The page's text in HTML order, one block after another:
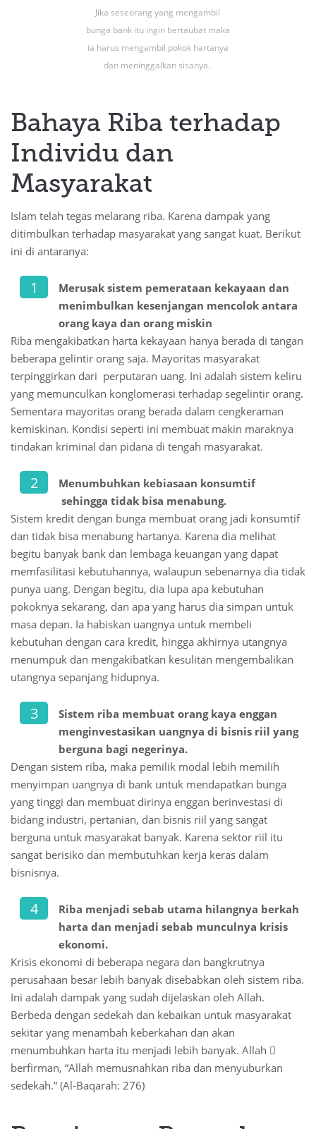
Jika seseorang yang mengambil
bunga bank itu ingin bertaubat maka
ia harus mengambil pokok hartanya
dan meninggalkan sisanya.
Bahaya Riba terhadap
Individu dan
Masyarakat
Islam telah tegas melarang riba. Karena dampak yang
ditimbulkan terhadap masyarakat yang sangat kuat. Berikut
ini di antaranya:
Merusak sistem pemerataan kekayaan dan
menimbulkan kesenjangan mencolok antara
orang kaya dan orang miskin
Riba mengakibatkan harta kekayaan hanya berada di tangan
beberapa gelintir orang saja. Mayoritas masyarakat
terpinggirkan dari perputaran uang. Ini adalah sistem keliru
yang memunculkan konglomerasi terhadap segelintir orang.
Sementara mayoritas orang berada dalam cengkeraman
kemiskinan. Kondisi seperti ini membuat makin maraknya
tindakan kriminal dan pidana di tengah masyarakat.
Menumbuhkan kebiasaan konsumtif
sehingga tidak bisa menabung.
Sistem kredit dengan bunga membuat orang jadi konsumtif
dan tidak bisa menabung hartanya. Karena dia melihat
begitu banyak bank dan lembaga keuangan yang dapat
memfasilitasi kebutuhannya, walaupun sebenarnya dia tidak
punya uang. Dengan begitu, dia lupa apa kebutuhan
pokoknya sekarang, dan apa yang harus dia simpan untuk
masa depan. Ia habiskan uangnya untuk membeli
kebutuhan dengan cara kredit, hingga akhirnya utangnya
menumpuk dan mengakibatkan kesulitan mengembalikan
utangnya sepanjang hidupnya.
Sistem riba membuat orang kaya enggan
menginvestasikan uangnya di bisnis riil yang
berguna bagi negerinya.
Dengan sistem riba, maka pemilik modal lebih memilih
menyimpan uangnya di bank untuk mendapatkan bunga
yang tinggi dan membuat dirinya enggan berinvestasi di
bidang industri, pertanian, dan bisnis riil yang sangat
berguna untuk masyarakat banyak. Karena sektor riil itu
sangat berisiko dan membutuhkan kerja keras dalam
bisnisnya.
Riba menjadi sebab utama hilangnya berkah
harta dan menjadi sebab munculnya krisis
ekonomi.
Krisis ekonomi di beberapa negara dan bangkrutnya
perusahaan besar lebih banyak disebabkan oleh sistem riba.
Ini adalah dampak yang sudah dijelaskan oleh Allah.
Berbeda dengan sedekah dan kebaikan untuk masyarakat
sekitar yang menambah keberkahan dan akan
menumbuhkan harta itu menjadi lebih banyak. Allah 
berfirman, “Allah memusnahkan riba dan menyuburkan
sedekah.” (Al-Baqarah: 276)